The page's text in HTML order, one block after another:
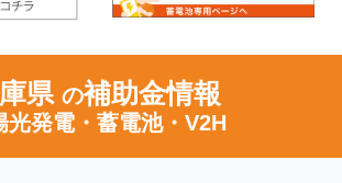
県 の補助金情報
光発電・蓄電池・V2H